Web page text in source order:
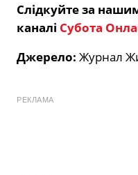
Слідкуйте за
каналі Субота
Джерело: Журнал
РЕКЛАМА